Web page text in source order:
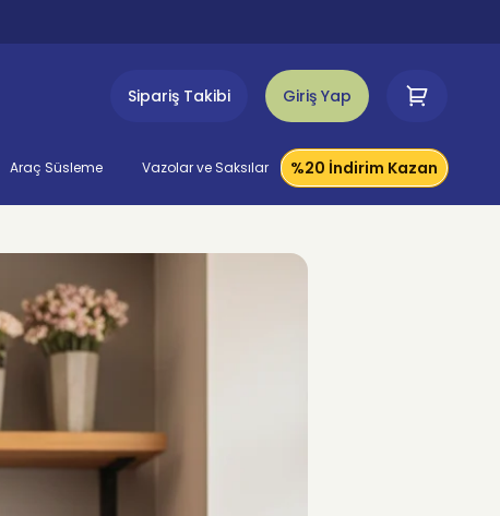
Sipariş Takibi Giriş Yap
Araç Süsleme Vazolar ve Saksılar %20 İndirim Kazan